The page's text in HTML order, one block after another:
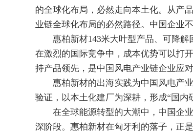
的全球化布局，必然走向本土化。从产
业链全球化布局的必然路径。中国企业
惠柏新材143米大叶型产品、可降解
在激烈的国际竞争中，成本优势可以打
持产品领先，是中国风电产业链企业应
惠柏新材的出海实践为中国风电产业
验证，以本土化建厂为深耕，形成“国内
在全球能源转型的大潮中，中国企业
深阶段。惠柏新材在匈牙利的落子，正